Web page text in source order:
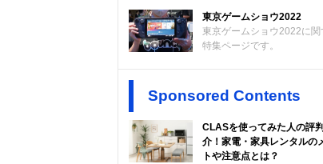
東京ゲームショウ2022
東京ゲームショウ2022に関
特集ページです。
Sponsored Contents
CLASを使ってみた人の評
介！家電・家具レンタルの
トや注意点とは？